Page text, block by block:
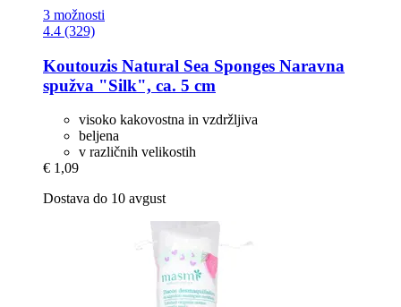
3 možnosti
4.4 (329)
Koutouzis Natural Sea Sponges Naravna
spužva "Silk", ca. 5 cm
visoko kakovostna in vzdržljiva
beljena
v različnih velikostih
€ 1,09
Dostava do 10 avgust